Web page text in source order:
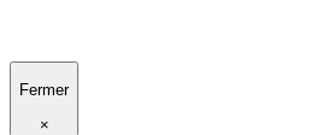
Fermer
×